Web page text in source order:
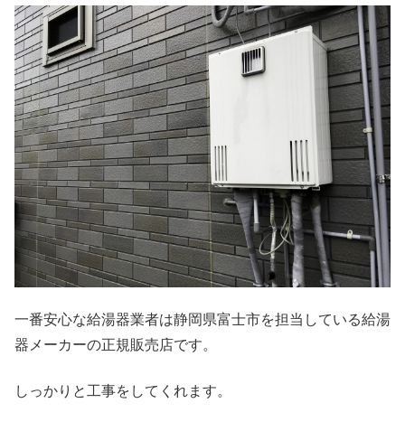
一番安心な給湯器業者は静岡県富士市を担当している給湯
器メーカーの正規販売店です。
しっかりと工事をしてくれます。